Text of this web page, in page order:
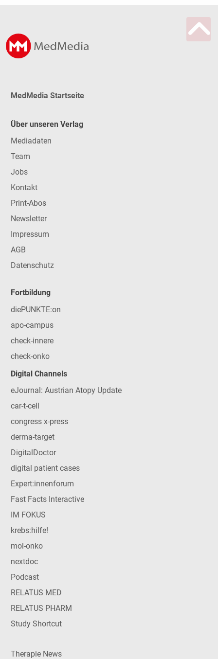
MedMedia Startseite
Über unseren Verlag
Mediadaten
Team
Jobs
Kontakt
Print-Abos
Newsletter
Impressum
AGB
Datenschutz
Fortbildung
diePUNKTE:on
apo-campus
check-innere
check-onko
Digital Channels
eJournal: Austrian Atopy Update
car-t-cell
congress x-press
derma-target
DigitalDoctor
digital patient cases
Expert:innenforum
Fast Facts Interactive
IM FOKUS
krebs:hilfe!
mol-onko
nextdoc
Podcast
RELATUS MED
RELATUS PHARM
Study Shortcut
Therapie News